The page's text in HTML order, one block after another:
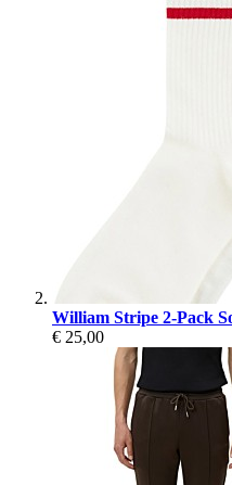
William Stripe 2-Pack
€ 25,00